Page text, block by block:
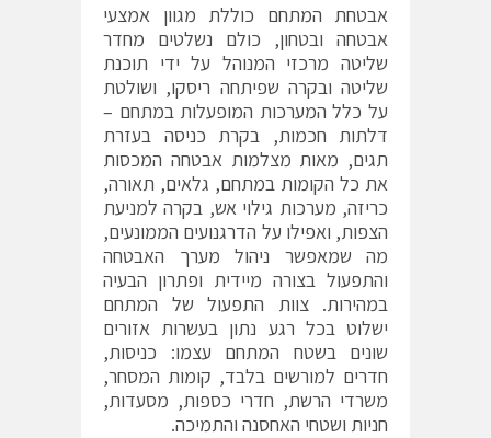
אבטחת המתחם כוללת מגוון אמצעי
אבטחה ובטחון, כולם נשלטים מחדר
שליטה מרכזי המנוהל על ידי תוכנת
שליטה ובקרה שפיתחה ריסקו, ושולטת
על כלל המערכות המופעלות במתחם –
דלתות חכמות, בקרת כניסה בעזרת
תגים, מאות מצלמות אבטחה המכסות
את כל הקומות במתחם, גלאים, תאורה,
כריזה, מערכות גילוי אש, בקרה למניעת
הצפות, ואפילו על הדרגנועים הממונעים,
מה שמאפשר ניהול מערך האבטחה
והתפעול בצורה מיידית ופתרון הבעיה
במהירות. צוות התפעול של המתחם
ישלוט בכל רגע נתון בעשרות אזורים
שונים בשטח המתחם עצמו: כניסות,
חדרים למורשים בלבד, קומות המסחר,
משרדי הרשת, חדרי כספות, מסעדות,
חניות ושטחי האחסנה והתמיכה.